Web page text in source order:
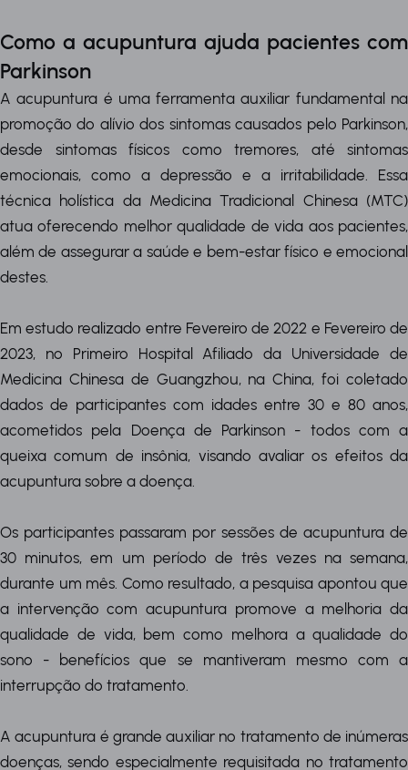
Como a acupuntura ajuda pacientes com
Parkinson
A acupuntura é uma ferramenta auxiliar fundamental na
promoção do alívio dos sintomas causados pelo Parkinson,
desde sintomas físicos como tremores, até sintomas
emocionais, como a depressão e a irritabilidade. Essa
técnica holística da Medicina Tradicional Chinesa (MTC)
atua oferecendo melhor qualidade de vida aos pacientes,
além de assegurar a saúde e bem-estar físico e emocional
destes.
Em estudo realizado entre Fevereiro de 2022 e Fevereiro de
2023, no Primeiro Hospital Afiliado da Universidade de
Medicina Chinesa de Guangzhou, na China, foi coletado
dados de participantes com idades entre 30 e 80 anos,
acometidos pela Doença de Parkinson - todos com a
queixa comum de insônia, visando avaliar os efeitos da
acupuntura sobre a doença.
Os participantes passaram por sessões de acupuntura de
30 minutos, em um período de três vezes na semana,
durante um mês. Como resultado, a pesquisa apontou que
a intervenção com acupuntura promove a melhoria da
qualidade de vida, bem como melhora a qualidade do
sono - benefícios que se mantiveram mesmo com a
interrupção do tratamento.
A acupuntura é grande auxiliar no tratamento de inúmeras
doenças, sendo especialmente requisitada no tratamento